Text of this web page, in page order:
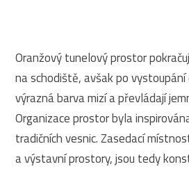
Oranžový tunelový prostor
na schodiště, avšak po
výrazná barva mizí a převládají
Organizace prostor byla
tradičních vesnic. Zasedací
a výstavní prostory, jsou tedy